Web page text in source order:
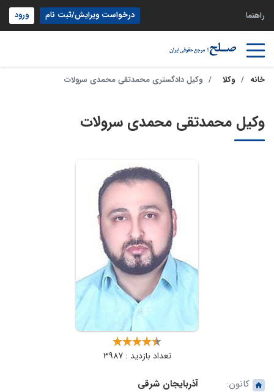
راهنما درخواست ویرایش/ثبت نام ورود
خانه وکلا وکیل دادگستری محمدتقی محمدی سرولات
وکیل محمدتقی محمدی سرولات
تعداد بازدید : 3987
کانون:
آذربایجان شرقی